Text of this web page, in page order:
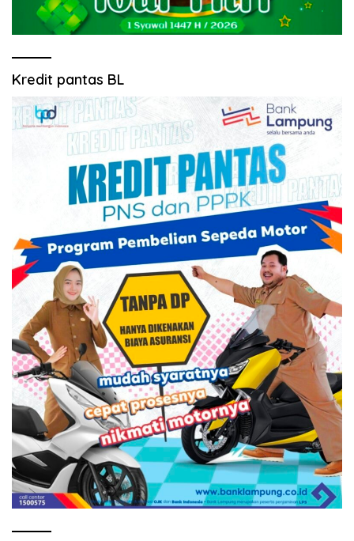
Kredit pantas BL